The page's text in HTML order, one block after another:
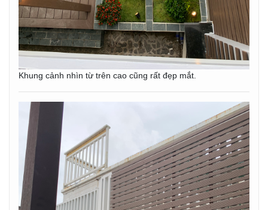
Khung cảnh nhìn từ trên cao cũng rất đẹp mắt.